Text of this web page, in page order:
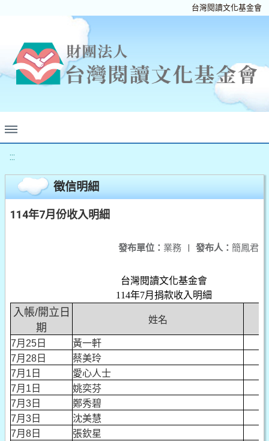
台灣閱讀文化基金會
:::
徵信明細
114年7月份收入明細
發布人： 簡鳳君
發布單位： 業務 |
台灣閱讀文化基金會
114年7月捐款收入明細
入帳/開立日
期
姓名
7月25日 黃一軒
7月28日
蔡美玲
7月1日
愛心人士
7月1日
姚奕芬
7月3日
鄭秀碧
7月3日
沈美慧
7月8日
張欽星